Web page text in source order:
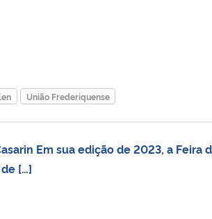
União Frederiquense
Em sua edição de 2023, a Feira
[…]